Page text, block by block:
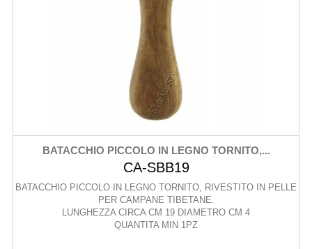
BATACCHIO PICCOLO IN LEGNO TORNITO,...
CA-SBB19
BATACCHIO PICCOLO IN LEGNO TORNITO, RIVESTITO IN PELLE
PER CAMPANE TIBETANE.
LUNGHEZZA CIRCA CM 19 DIAMETRO CM 4
QUANTITA MIN 1PZ